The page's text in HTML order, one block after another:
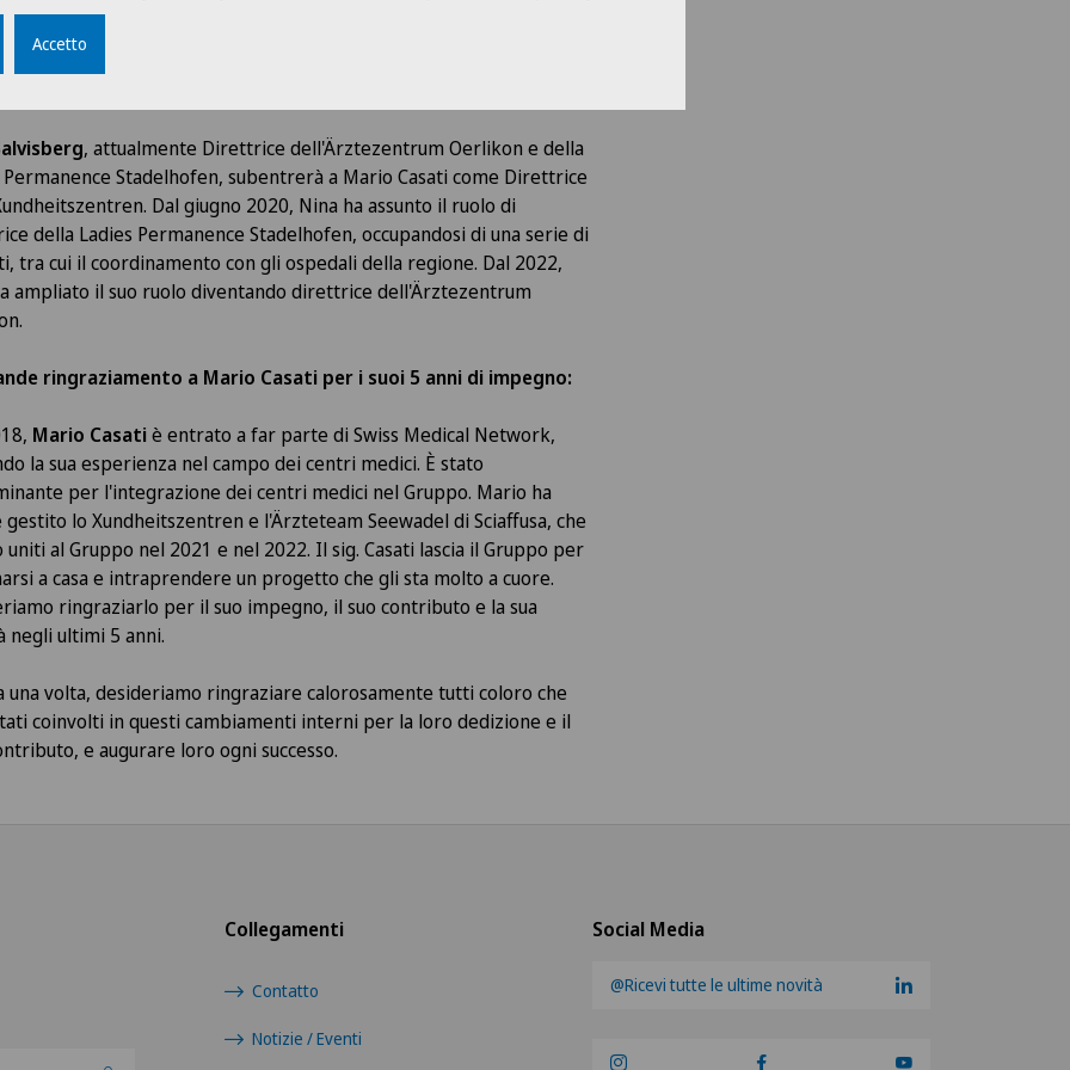
operativo della Clinique de Genolier nel 2021 è stata seguita
a Direttore generale nello stesso anno.
, attualmente Direttrice dell'Ärztezentrum Oerlikon e della
Permanence Stadelhofen, subentrerà a Mario Casati come Direttrice
Dal giugno 2020, Nina ha assunto il ruolo di
della Ladies Permanence Stadelhofen, occupandosi di una serie di
tra cui il coordinamento con gli ospedali della regione. Dal 2022,
ampliato il suo ruolo diventando direttrice dell'Ärztezentrum
ringraziamento a Mario Casati per i suoi 5 anni di impegno:
Mario Casatiè entrato a far parte di Swiss Medical Network,
la sua esperienza nel campo dei centri medici. È stato
per l'integrazione dei centri medici nel Gruppo. Mario ha
lo Xundheitszentren e l'Ärzteteam Seewadel di Sciaffusa, che
uniti al Gruppo nel 2021 e nel 2022. Il sig. Casati lascia il Gruppo per
a casa e intraprendere un progetto che gli sta molto a cuore.
ringraziarlo per il suo impegno, il suo contributo e la sua
negli ultimi 5 anni.
una volta, desideriamo ringraziare calorosamente tutti coloro che
coinvolti in questi cambiamenti interni per la loro dedizione e il
e augurare loro ogni successo.
Social Media
@Ricevi tutte le ultime novità
Collegamenti
Contatto
Notizie / Eventi
Accetto